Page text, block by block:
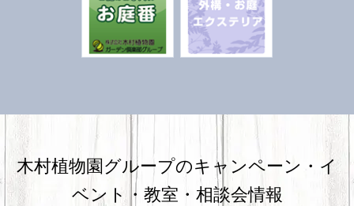
木村植物園グループのキャンペーン・ イ
ベント・教室・相談会情報